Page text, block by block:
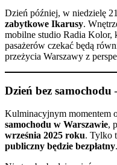
Dzień później, w niedzielę
zabytkowe Ikarusy.
mobilne studio Radia Kolor,
pasażerów czekać będą
przeżycia Warszawy z
Dzień bez
Kulminacyjnym momentem
samochodu w Warszawie,
września 2025 roku. Tylko
publiczny będzie bezpłatny.